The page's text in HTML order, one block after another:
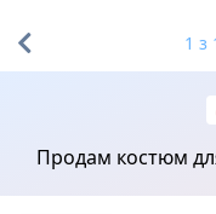
Продам костюм
1 з